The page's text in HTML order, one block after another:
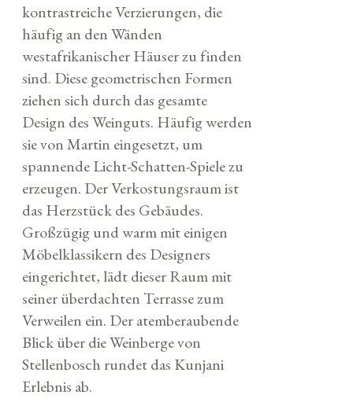
kontrastreiche Verzierungen, die
häufig an den Wänden
westafrikanischer Häuser zu finden
sind. Diese geometrischen Formen
ziehen sich durch das gesamte
Design des Weinguts. Häufig werden
sie von Martin eingesetzt, um
spannende Licht-Schatten-Spiele zu
erzeugen. Der Verkostungsraum ist
das Herzstück des Gebäudes.
Großzügig und warm mit einigen
Möbelklassikern des Designers
eingerichtet, lädt dieser Raum mit
seiner überdachten Terrasse zum
Verweilen ein. Der atemberaubende
Blick über die Weinberge von
Stellenbosch rundet das Kunjani
Erlebnis ab.